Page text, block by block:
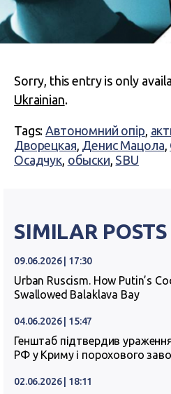
Sorry, this entry is only
Ukrainian.
Tags:Автономний опір,
Дворецкая, Денис Мацола,
Осадчук, обыски, SBU
SIMILAR POSTS
09.06.2026 | 17:30
Urban Ruscism. How Putin’s
Swallowed Balaklava Bay
04.06.2026 | 15:47
Генштаб підтвердив
РФ у Криму і порохового
02.06.2026 | 18:11